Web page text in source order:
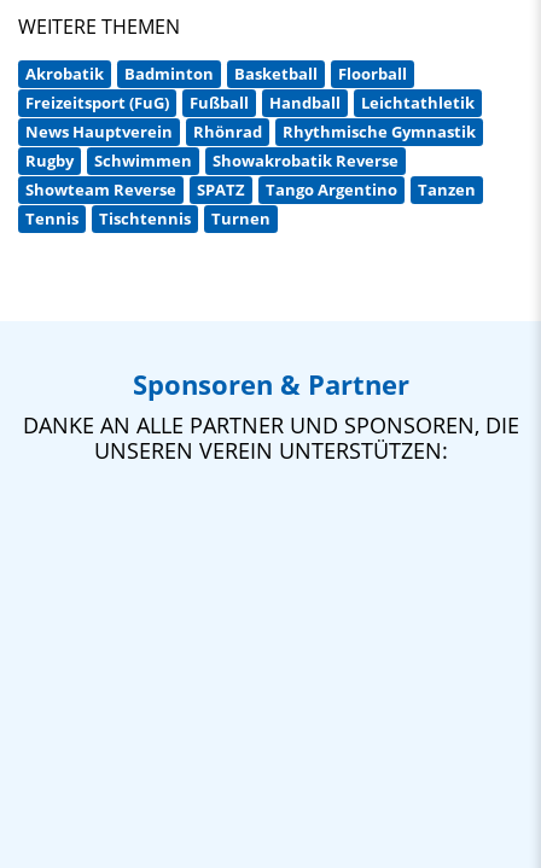
WEITERE THEMEN
Akrobatik Badminton Basketball
Floorball
Freizeitsport (FuG)
Fußball Handball
Leichtathletik
News Hauptverein
Rhönrad
Rhythmische Gymnastik
Rugby
Schwimmen
Showakrobatik Reverse
Showteam Reverse
SPATZ Tango Argentino
Tanzen
Tennis
Tischtennis Turnen
Sponsoren & Partner
DANKE AN ALLE PARTNER UND SPONSOREN, DIE
UNSEREN VEREIN UNTERSTÜTZEN: